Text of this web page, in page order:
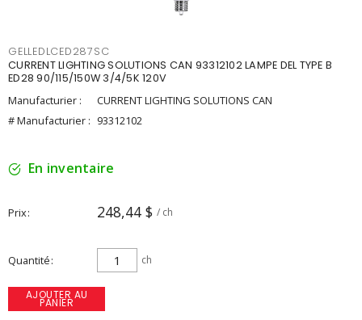
GELLEDLCED287SC
CURRENT LIGHTING SOLUTIONS CAN 93312102 LAMPE DEL TYPE B
ED28 90/115/150W 3/4/5K 120V
Manufacturier :
CURRENT LIGHTING SOLUTIONS CAN
# Manufacturier : 93312102
En inventaire
Prix 248,44 $ / ch
Quantité ch
AJOUTER AU
PANIER